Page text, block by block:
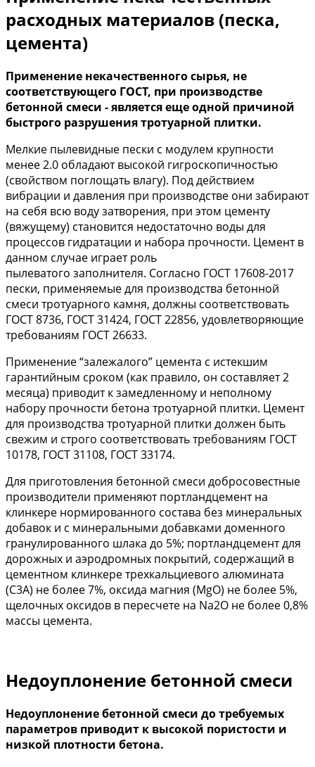
расходных материалов (песка,
цемента)
Применение некачественного сырья, не
соответствующего ГОСТ, при производстве
бетонной смеси - является еще одной причиной
быстрого разрушения тротуарной плитки.
Мелкие пылевидные пески с модулем крупности
менее 2.0 обладают высокой гигроскопичностью
(свойством поглощать влагу). Под действием
вибрации и давления при производстве они забирают
на себя всю воду затворения, при этом цементу
(вяжущему) становится недостаточно воды для
процессов гидратации и набора прочности. Цемент в
данном случае играет роль
пылеватого заполнителя. Согласно ГОСТ 17608-2017
пески, применяемые для производства бетонной
смеси тротуарного камня, должны соответствовать
ГОСТ 8736, ГОСТ 31424, ГОСТ 22856, удовлетворяющие
требованиям ГОСТ 26633.
Применение “залежалого” цемента с истекшим
гарантийным сроком (как правило, он составляет 2
месяца) приводит к замедленному и неполному
набору прочности бетона тротуарной плитки. Цемент
для производства тротуарной плитки должен быть
свежим и строго соответствовать требованиям ГОСТ
10178, ГОСТ 31108, ГОСТ 33174.
Для приготовления бетонной смеси добросовестные
производители применяют портландцемент на
клинкере нормированного состава без минеральных
добавок и с минеральными добавками доменного
гранулированного шлака до 5%; портландцемент для
дорожных и аэродромных покрытий, содержащий в
цементном клинкере трехкальциевого алюмината
(С3A) не более 7%, оксида магния (МgО) не более 5%,
щелочных оксидов в пересчете на Na2O не более 0,8%
массы цемента.
Недоуплонение бетонной смеси
Недоуплонение бетонной смеси до требуемых
параметров приводит к высокой пористости и
низкой плотности бетона.